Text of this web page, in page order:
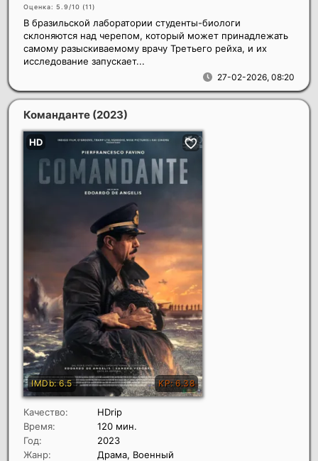
Оценка: 5.9/10 (11)
27-02-2026, 08:20
В бразильской лаборатории студенты-биологи
склоняются над черепом, который может принадлежать
самому разыскиваемому врачу Третьего рейха, и их
исследование запускает...
Команданте (2023)
Качество:
HDrip
Время:
120 мин.
Год:
2023
Жанр:
Драма, Военный